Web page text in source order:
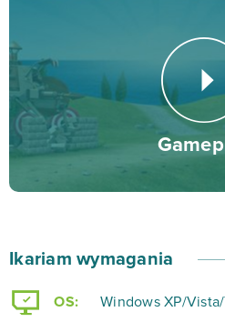
gdy w koszarach wyszkolisz
Z kolei poprzez budowanie
będziesz mógł uprawiać
U Twojego boku zawsze
czterech oddanych doradców,
począwszy od widoku całego
okiem na mapę wyspy, a
podglądzie miasta.
Ikariam wymagania
OS: Windows XP/